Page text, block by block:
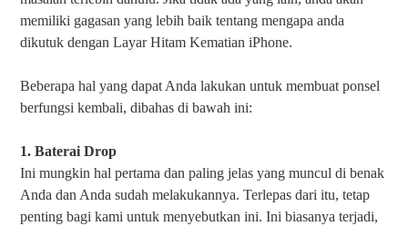
memiliki gagasan yang lebih baik tentang mengapa anda
dikutuk dengan Layar Hitam Kematian iPhone.
Beberapa hal yang dapat Anda lakukan untuk membuat ponsel
berfungsi kembali, dibahas di bawah ini:
1. Baterai Drop
Ini mungkin hal pertama dan paling jelas yang muncul di benak
Anda dan Anda sudah melakukannya. Terlepas dari itu, tetap
penting bagi kami untuk menyebutkan ini. Ini biasanya terjadi,